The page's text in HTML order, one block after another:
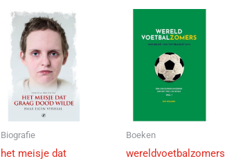
Biografie
het meisje dat
Boeken
wereldvoetbalzomers